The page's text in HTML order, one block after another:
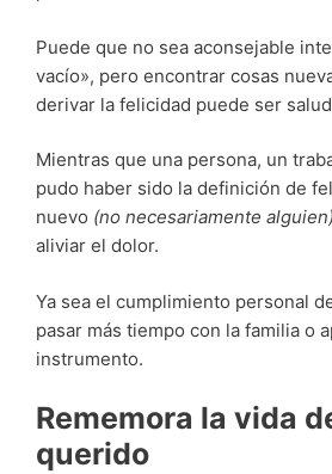
Puede que no sea aconsejable
vacío», pero encontrar cosas
derivar la felicidad puede ser
Mientras que una persona, un
pudo haber sido la definición de
nuevo (no necesariamente alguien)
aliviar el dolor.
Ya sea el cumplimiento personal
pasar más tiempo con la familia o
instrumento.
Rememora la vida
querido